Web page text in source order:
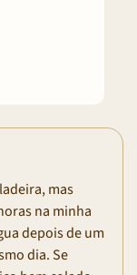
mas
na minha
depois de um
dia. Se